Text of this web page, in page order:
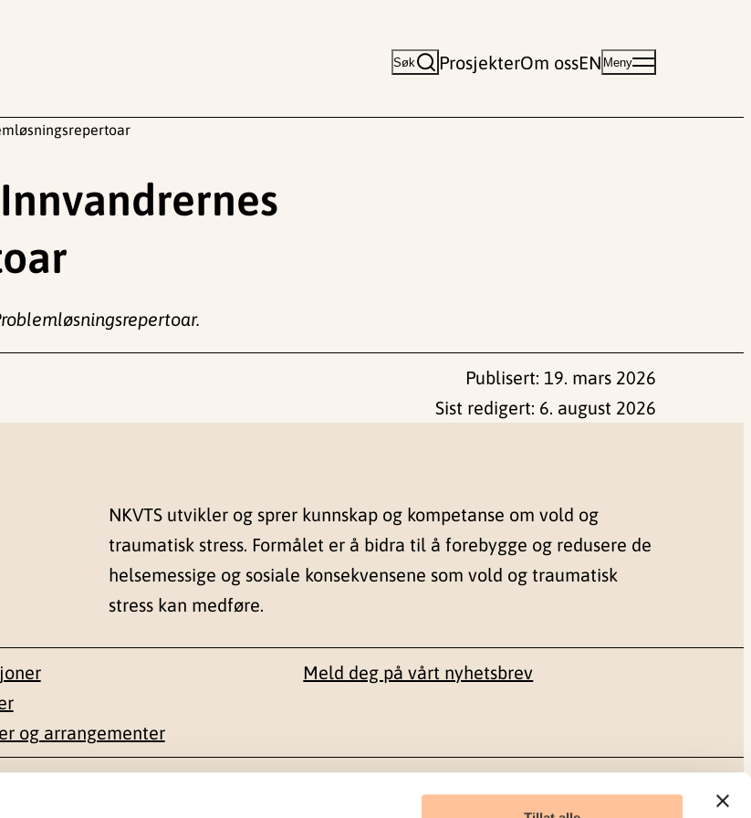
Søk ProsjekterOm ossEN Meny
Publisert: 19. mars 2026
Sist redigert: 6. august 2026
NKVTS utvikler og sprer kunnskap og kompetanse om vold og
traumatisk stress. Formålet er å bidra til å forebygge og redusere de
helsemessige og sosiale konsekvensene som vold og traumatisk
stress kan medføre.
og arrangementer
Meld deg på vårt nyhetsbrev
Sosiale medier